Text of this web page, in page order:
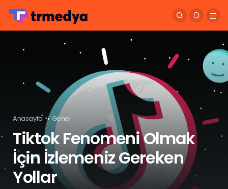
Anasayfa Genel
Tiktok Fenomeni Olmak
İçin İzlemeniz Gereken
Yollar